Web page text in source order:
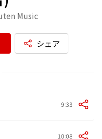
Music
シェア
9:33
10:08